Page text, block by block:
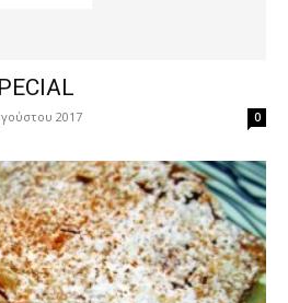
2017 0